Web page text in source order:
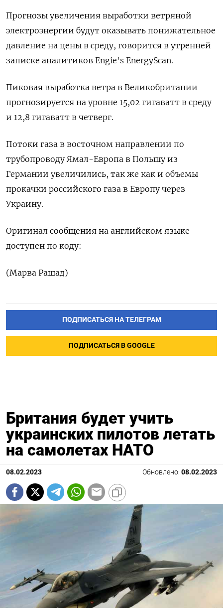
Прогнозы увеличения выработки ветряной
электроэнергии будут оказывать понижательное
давление на цены в среду, говорится в утренней
записке аналитиков Engie's EnergyScan.
Пиковая выработка ветра в Великобритании
прогнозируется на уровне 15,02 гигаватт в среду
и 12,8 гигаватт в четверг.
Потоки газа в восточном направлении по
трубопроводу Ямал-Европа в Польшу из
Германии увеличились, так же как и объемы
прокачки российского газа в Европу через
Украину.
Оригинал сообщения на английском языке
доступен по коду:
(Марва Рашад)
ПОДПИСАТЬСЯ НА ТЕЛЕГРАМ
ПОДПИСАТЬСЯ В GOOGLE
Британия будет учить
украинских пилотов летать
на самолетах НАТО
08.02.2023 Обновлено: 08.02.2023